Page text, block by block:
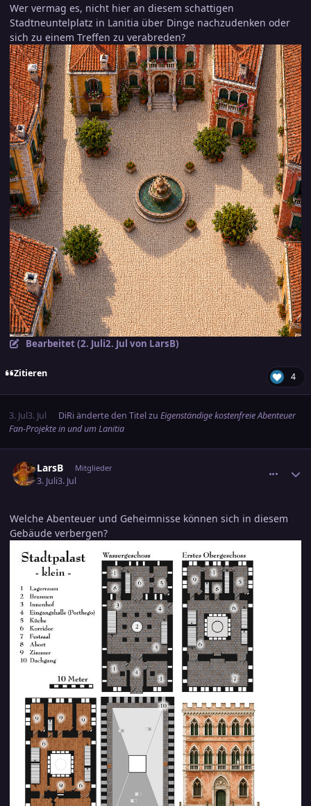
Wer vermag es, nicht hier an diesem schattigen
Stadtneuntelplatz in Lanitia über Dinge nachzudenken oder
sich zu einem Treffen zu verabreden?
Bearbeitet (2. Juli2. Jul von LarsB)
Zitieren 4
3. Jul3. Jul DiRiänderte den Titel zu Eigenständige kostenfreie Abenteuer
Fan-Projekte in und um Lanitia
LarsB Mitglieder
3. Juli3. Jul
Welche Abenteuer und Geheimnisse können sich in diesem
Gebäude verbergen?